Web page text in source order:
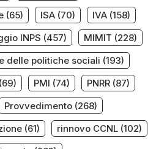
(65) ISA (70) IVA (158)
INPS (457) MIMIT (228)
delle politiche sociali (193)
(69) PMI (74) PNRR (87)
Provvedimento (268)
(61) rinnovo CCNL (102)